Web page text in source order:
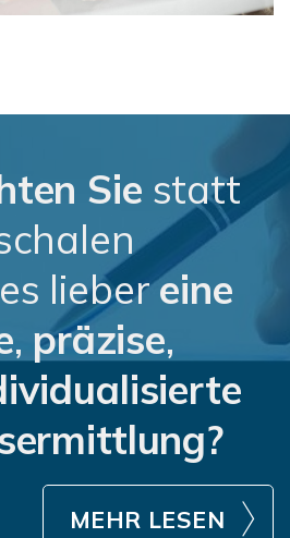
Sie statt
liebereine
, präzise,
MEHR LESEN